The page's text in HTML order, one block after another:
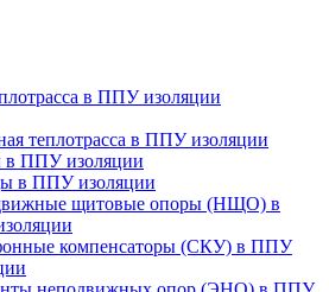
в ППУ изоляции
теплотрасса в ППУ изоляции
в ППУ изоляции
в ППУ изоляции
щитовые опоры (НЩО) в
компенсаторы (СКУ) в ППУ